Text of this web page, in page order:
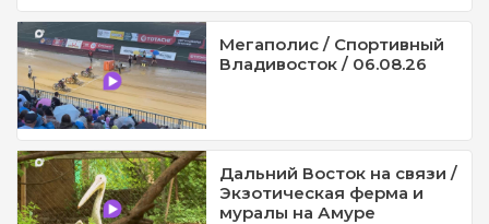
Мегаполис / Спортивный
Владивосток / 06.08.26
Дальний Восток на связи /
Экзотическая ферма и
муралы на Амуре